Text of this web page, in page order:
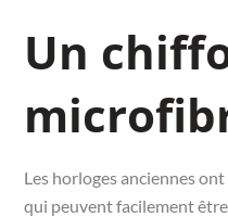
Un
Les horloges anciennes
qui peuvent facilement